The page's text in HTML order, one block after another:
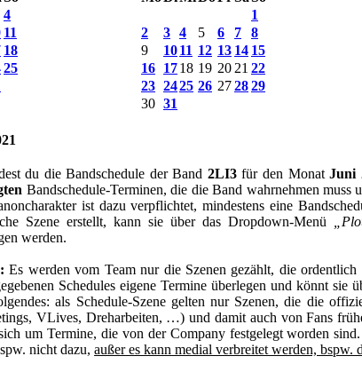
4
11
18
25
1
2
3 4 5 6 7
8
9
1011 12 13 14 15
16 1718 19 20 21 22
23 2425 26 272829
30 31
du die Bandschedule der Band 2LI3für den MonatJuni
Bandschedule-Terminen, die die Band wahrnehmen muss
ist dazu verpflichtet, mindestens eine
Szene erstellt, kann sie über das Dropdown-Menü
werden.
Es werden vom Team nur die Szenen gezählt, die
Schedules eigene Termine überlegen und könnt sie
als Schedule-Szene gelten nur Szenen, die die
VLives, Dreharbeiten, …) und damit auch von Fans
um Termine, die von der Company festgelegt worden
nicht dazu,außer es kann medial verbreitet werden, bspw.